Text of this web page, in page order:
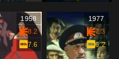
1958
8.2
7.6
1977
7.3
6.2